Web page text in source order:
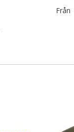
Från